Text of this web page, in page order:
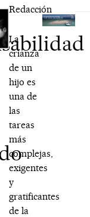
Redacción
La
crianza
de un
hijo es
una de
las
tareas
más
complejas,
exigentes
y
gratificantes
de la